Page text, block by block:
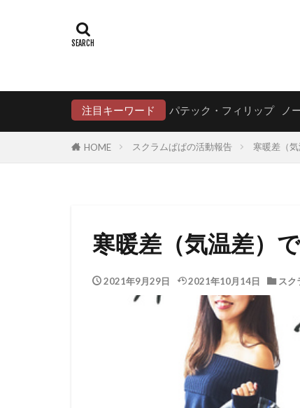
注目キーワード パテック・フィリップ ノ
HOME スクラムぱぱの活動報告 寒暖差（
寒暖差（気温差）
2021年9月29日 2021年10月14日 スク